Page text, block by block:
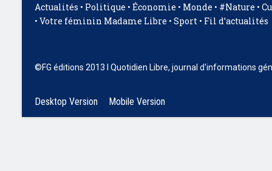
Actualités • Politique •Économie • Monde • #Nature •
•Votre féminin Madame Libre •Sport • Fil d’actualités
©FG éditions 2013 I Quotidien Libre, journal d'informations
Desktop Version Mobile Version